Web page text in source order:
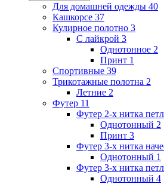
Для домашней одежды 40
Кашкорсе 37
Кулирное полотно 3
С лайкрой 3
Однотонное 2
Принт 1
Спортивные 39
Трикотажные полотна 2
Летние 2
Футер 11
Футер 2-х нитка
Однотонный 2
Принт 3
Футер 3-х нитка
Однотонный 1
Футер 3-х нитка
Однотонный 4